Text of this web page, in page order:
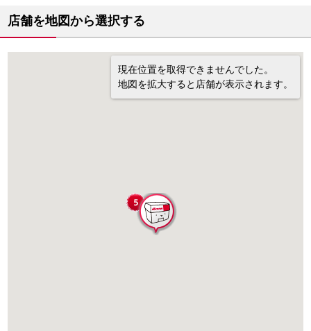
店舗を地図から選択する
現在位置を取得できませんでした。
地図を拡大すると店舗が表示されます。